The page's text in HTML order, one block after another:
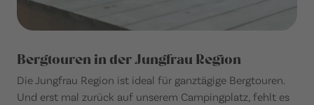
Bergtouren in der Jungfrau Region
Die Jungfrau Region ist ideal für ganztägige Bergtouren.
Und erst mal zurück auf unserem Campingplatz, fehlt es